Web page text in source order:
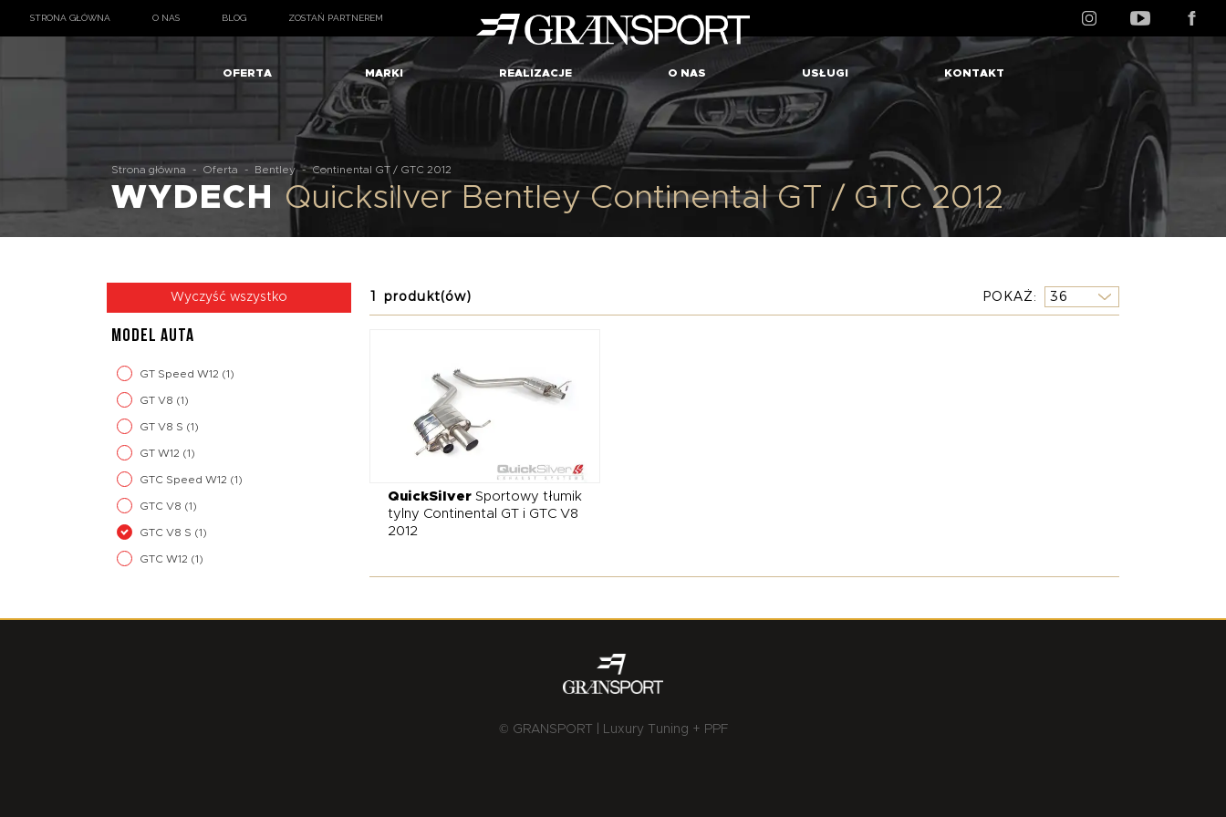
STRONA GŁÓWNA O NAS BLOG ZOSTAŃ PARTNEREM
OFERTA MARKI REALIZACJE O NAS USŁUGI KONTAKT
Strona główna - Oferta - Bentley - Continental GT / GTC 2012
WYDECH Quicksilver Bentley Continental GT / GTC 2012
Wyczyść wszystko
MODEL AUTA
GT Speed W12 (1)
GT V8 (1)
GT V8 S (1)
GT W12 (1)
GTC Speed W12 (1)
GTC V8 (1)
GTC V8 S (1)
GTC W12 (1)
1 produkt(ów) POKAŻ
QuickSilverSportowy tłumik
tylny Continental GT i GTC V8
2012
© GRANSPORT | Luxury Tuning + PPF